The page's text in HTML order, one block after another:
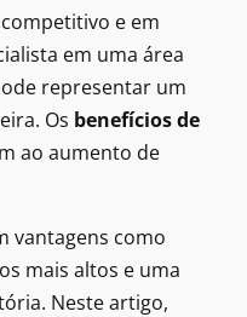
e em
em uma área
representar um
Os benefícios de
ao aumento de
vantagens como
mais altos e uma
Neste artigo,